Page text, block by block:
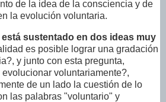
de la idea de la consciencia y de
la evolución voluntaria.
sustentado en dos ideas muy
es posible lograr una gradación
y junto con esta pregunta,
voluntariamente?,
de un lado la cuestión de lo
las palabras "voluntario" y